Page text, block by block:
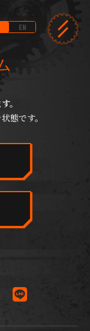
EN
。
態です。